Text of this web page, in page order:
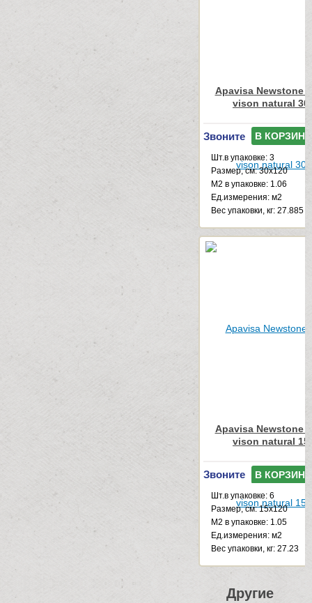
Apavisa Newstone
vison natural
Звоните В КОРЗИНУ
Шт.в упаковке: 3
Размер, см: 30x120
М2 в упаковке: 1.06
Ед.измерения: м2
Веc упаковки, кг: 27.885
Apavisa Newstone
vison natural
Звоните В КОРЗИНУ
Шт.в упаковке: 6
Размер, см: 15x120
М2 в упаковке: 1.05
Ед.измерения: м2
Веc упаковки, кг: 27.23
Другие